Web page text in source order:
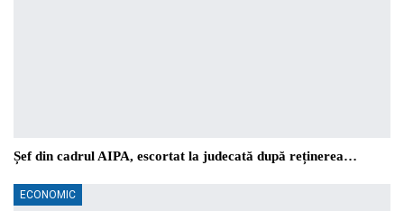
Șef din cadrul AIPA, escortat la judecată după reținerea…
ECONOMIC